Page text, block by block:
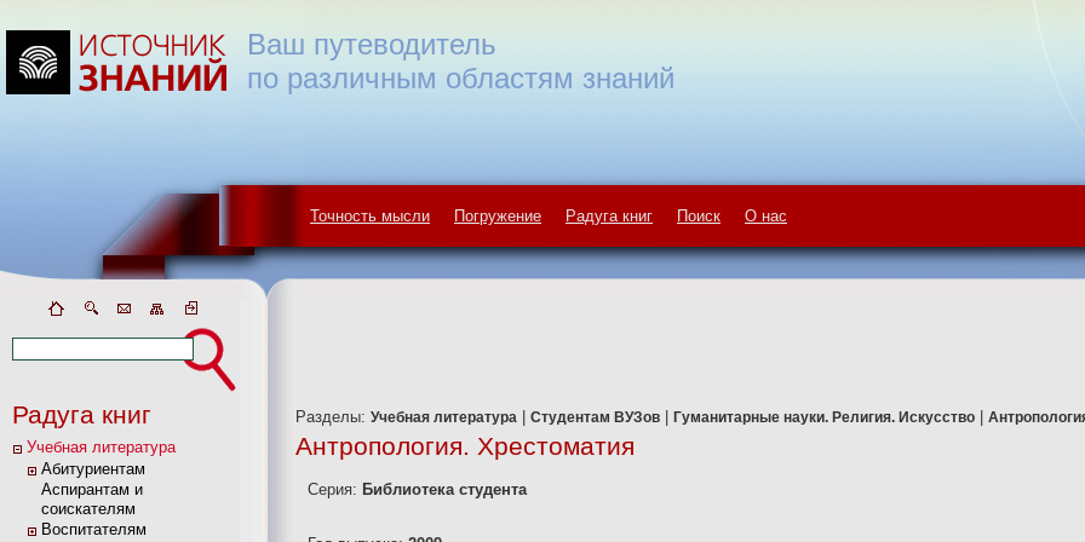
Точность мысли Погружение Радуга книг Поиск О нас
Ваш путеводитель
по различным областям знаний
Радуга книг
Учебная литература
Абитуриентам
Аспирантам и
соискателям
Воспитателям
Разделы: Учебная литература Студентам ВУЗов Гуманитарные науки. Религия. Искусство
Антропология. Хрестоматия
Серия: Библиотека студента